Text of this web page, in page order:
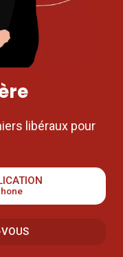
libéraux pour